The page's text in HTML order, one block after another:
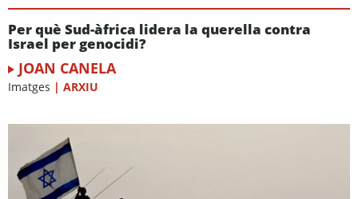
Per què Sud-àfrica lidera la querella contra
Israel per genocidi?
JOAN CANELA
Imatges | ARXIU